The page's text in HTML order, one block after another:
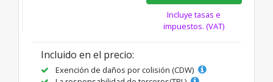
Incluye tasas e
impuestos. (VAT)
Incluido en el precio:
Exención de daños por colisión (CDW)